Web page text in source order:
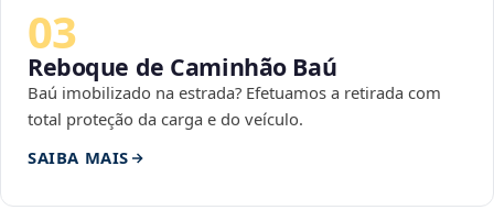
03
Reboque de Caminhão Baú
Baú imobilizado na estrada? Efetuamos a retirada com
total proteção da carga e do veículo.
SAIBA MAIS